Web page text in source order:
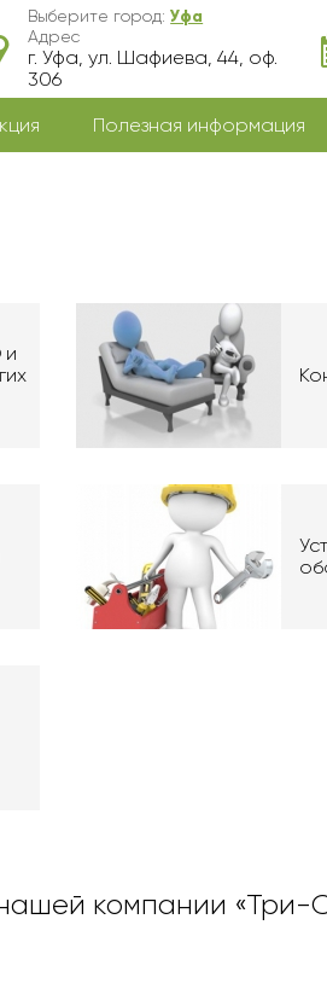
Выберите город:Уфа
Адрес
г. Уфа, ул. Шафиева, 44, оф.
306
Полезная информация
и
компании «Три-